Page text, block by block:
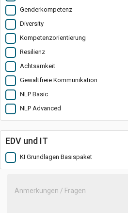
Genderkompetenz
Diversity
Kompetenzorientierung
Resilienz
Achtsamkeit
Gewaltfreie Kommunikation
NLP Basic
NLP Advanced
EDV und IT
KI Grundlagen Basispaket
Anmerkungen / Fragen